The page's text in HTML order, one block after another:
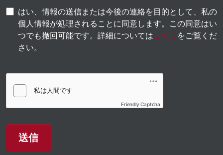
はい、情報の送信または今後の連絡を目的として、私の
個人情報が処理されることに同意します。この同意はい
つでも撤回可能です。詳細についてはこちら をご覧くだ
さい。
Friendly Captcha
送信